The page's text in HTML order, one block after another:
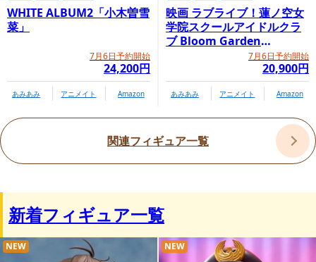
WHITE ALBUM2「小木曽雪
菜」
7月6日予約開始
24,200円
あみあみ アニメイト Amazon
映画 ラブライブ！蓮ノ空女
学院スクールアイドルクラ
ブ Bloom Garden
Party「大沢瑠璃乃」7月6日予約開始
20,900円
あみあみ アニメイト Amazon
関連フィギュア一覧
新着フィギュア一覧
NEW NEW